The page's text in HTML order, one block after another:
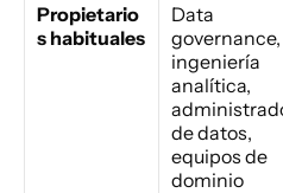
Propietario
s habituales
Data
governance,
ingeniería
analítica,
de datos,
equipos de
dominio